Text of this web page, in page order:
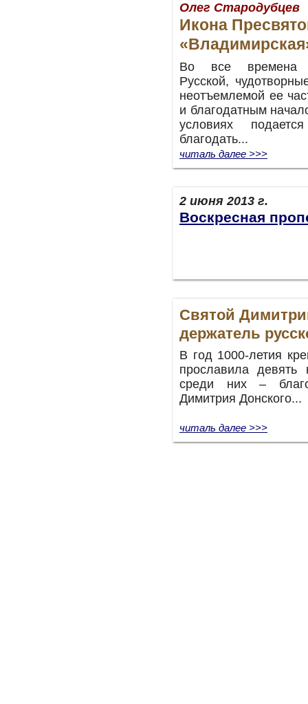
Олег Стародубцев
Икона
Во все времена
Русской,
неотъемлемой ее
и благодатным
условиях
благодать...
читаль далее >>>
2 июня 2013 г.
Воскресная
Святой
держатель
В год 1000-летия
прославила
среди них –
Димитрия Донского...
читаль далее >>>